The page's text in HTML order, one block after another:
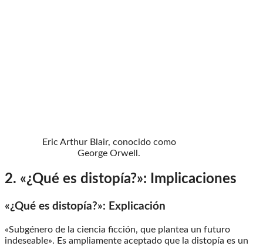
Eric Arthur Blair, conocido como
George Orwell.
2. «¿Qué es distopía?»: Implicaciones
«¿Qué es distopía?»: Explicación
«Subgénero de la ciencia ficción, que plantea un futuro
indeseable». Es ampliamente aceptado que la distopía es un